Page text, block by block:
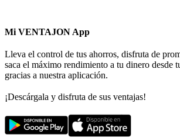
Mi VENTAJON App
Lleva el control de tus ahorros, disfruta de
saca el máximo rendimiento a tu dinero desde
gracias a nuestra aplicación.
¡Descárgala y disfruta de sus ventajas!